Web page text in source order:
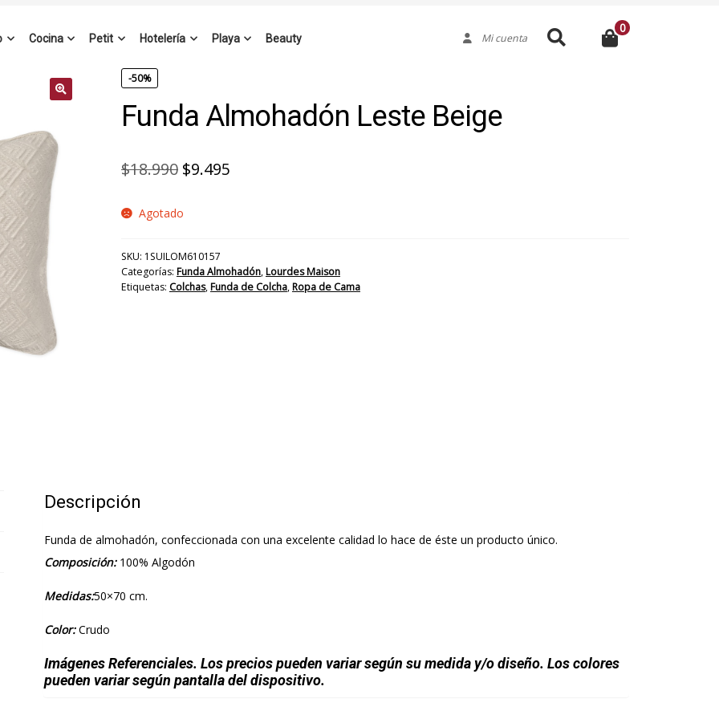
Cocina Petit Hotelería Playa Beauty Mi cuenta Buscar 0
-50%
Funda Almohadón Leste Beige
$18.990 El
original
$18.990.
$9.495El
$9.495.
Agotado
SKU: 1SUILOM610157
Categorías: Funda Almohadón,Lourdes Maison
Etiquetas: Colchas,Funda de Colcha,Ropa de Cama
Descripción
Funda de almohadón, confeccionada con una excelente calidad lo hace de éste un producto único.
Composición:100% Algodón
Medidas:50×70 cm.
Color:Crudo
Imágenes Referenciales. Los precios pueden variar según su medida y/o diseño. Los colores
pueden variar según pantalla del dispositivo.